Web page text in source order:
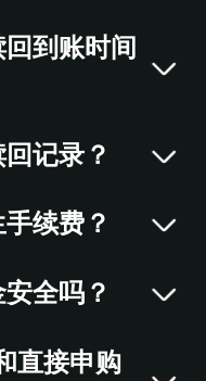
到账时间
记录？
续费？
全吗？
直接申购